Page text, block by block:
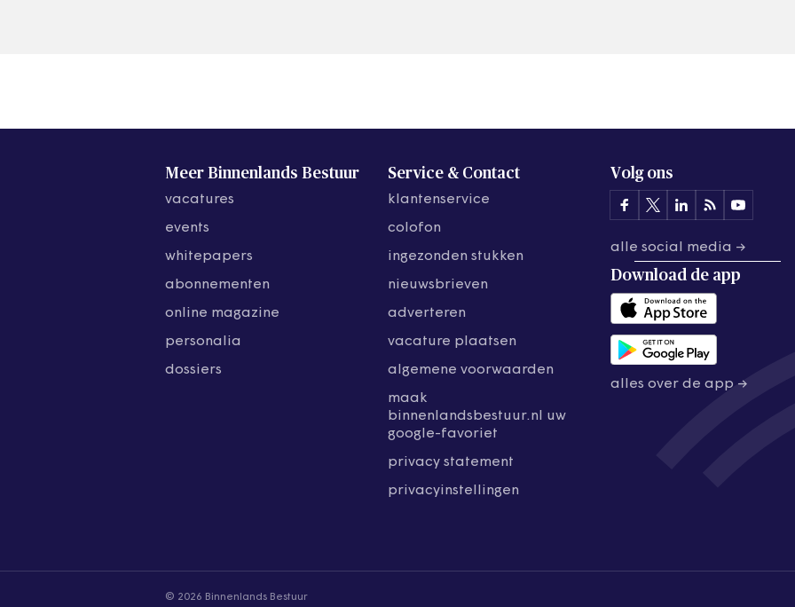
Meer Binnenlands Bestuur
vacatures
events
whitepapers
abonnementen
online magazine
personalia
dossiers
Service & Contact
klantenservice
colofon
ingezonden stukken
nieuwsbrieven
adverteren
vacature plaatsen
algemene voorwaarden
maak
binnenlandsbestuur.nl uw
google-favoriet
privacy statement
privacyinstellingen
Volg ons
alle social media →
Download de app
alles over de app →
© 2026 Binnenlands Bestuur